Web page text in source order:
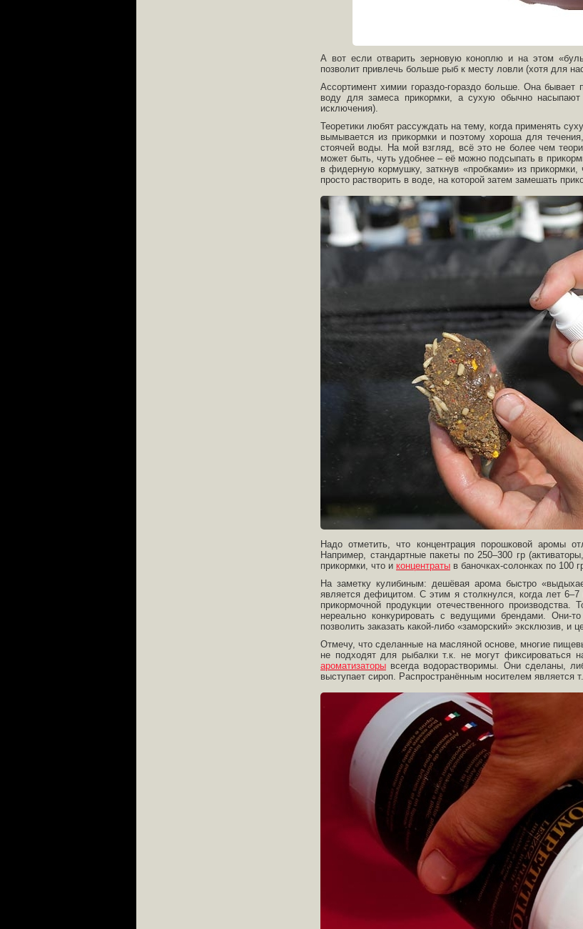
А вот если отварить зерновую коноплю и на этом
позволит привлечь больше рыб к месту ловли (хотя для
Ассортимент химии гораздо-гораздо больше. Она
воду для замеса прикормки, а сухую обычно
исключения).
Теоретики любят рассуждать на тему, когда применять
вымывается из прикормки и поэтому хороша для
стоячей воды. На мой взгляд, всё это не более чем
может быть, чуть удобнее – её можно подсыпать в
в фидерную кормушку, заткнув «пробками» из
просто растворить в воде, на которой затем замешать
Надо отметить, что концентрация порошковой аромы
Например, стандартные пакеты по 250–300 гр
прикормки, что и концентраты в баночках-солонках по 100
На заметку кулибиным: дешёвая арома быстро
является дефицитом. С этим я столкнулся, когда лет
прикормочной продукции отечественного
нереально конкурировать с ведущими брендами. Они-
позволить заказать какой-либо «заморский» эксклюзив, и
Отмечу, что сделанные на масляной основе, многие
не подходят для рыбалки т.к. не могут фиксироваться
ароматизаторы всегда водорастворимы. Они сделаны,
выступает сироп. Распространённым носителем является